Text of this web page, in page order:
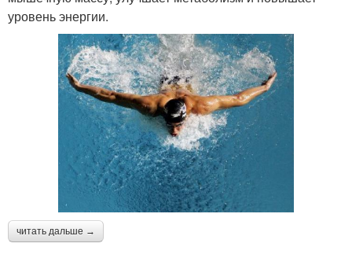
уровень энергии.
читать дальше →